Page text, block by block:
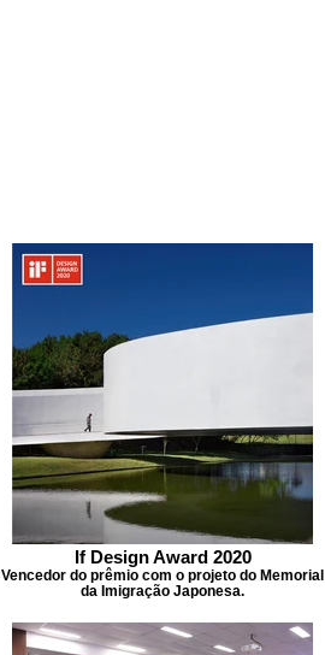
If Design Award 2020
Vencedor do prêmio com o projeto do Memorial
da Imigração Japonesa.